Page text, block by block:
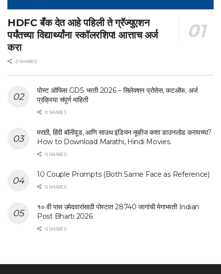
HDFC बँक देत आहे पहिली ते ग्रॅज्युएशन
पर्यंतच्या विद्यार्थ्यांना स्कॉलरशिप! आत्ताच अर्ज
करा
0 SHARES
पोस्ट ऑफिस GDS भरती 2026 – सिलेक्शन प्रोसेस, कटऑफ, अर्ज
प्रक्रिया संपूर्ण माहिती
0 SHARES
मराठी, हिंदी बॉलीवूड, आणि साउथ इंडियन मूव्हीज कशा डाउनलोड करायच्या?
How to Download Marathi, Hindi Movies.
0 SHARES
10 Couple Prompts (Both Same Face as Reference)
0 SHARES
१० वी पास उमेदवारांसाठी पोस्टात 28740 जागांची मेगाभरती Indian
Post Bharti 2026
0 SHARES